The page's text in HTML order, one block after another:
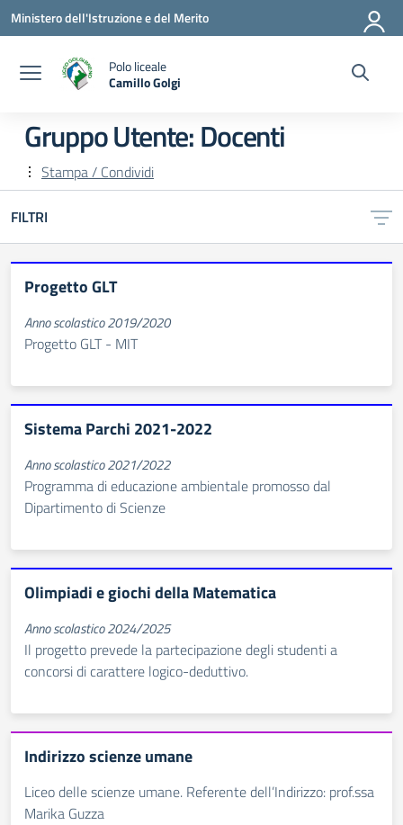
Vai ai contenuti
Vai al menu di navigazione
Vai al footer
Ministero dell'Istruzione e del Merito
Polo liceale
Camillo Golgi
— Visita la pagina iniziale della scuola
Gruppo Utente:Docenti
Stampa / Condividi
FILTRI
Progetto GLT
Anno scolastico 2019/2020
Progetto GLT - MIT
Sistema Parchi 2021-2022
Anno scolastico 2021/2022
Programma di educazione ambientale promosso dal
Dipartimento di Scienze
Olimpiadi e giochi della Matematica
Anno scolastico 2024/2025
Il progetto prevede la partecipazione degli studenti a
concorsi di carattere logico-deduttivo.
Indirizzo scienze umane
Liceo delle scienze umane. Referente dell’Indirizzo: prof.ssa
Marika Guzza